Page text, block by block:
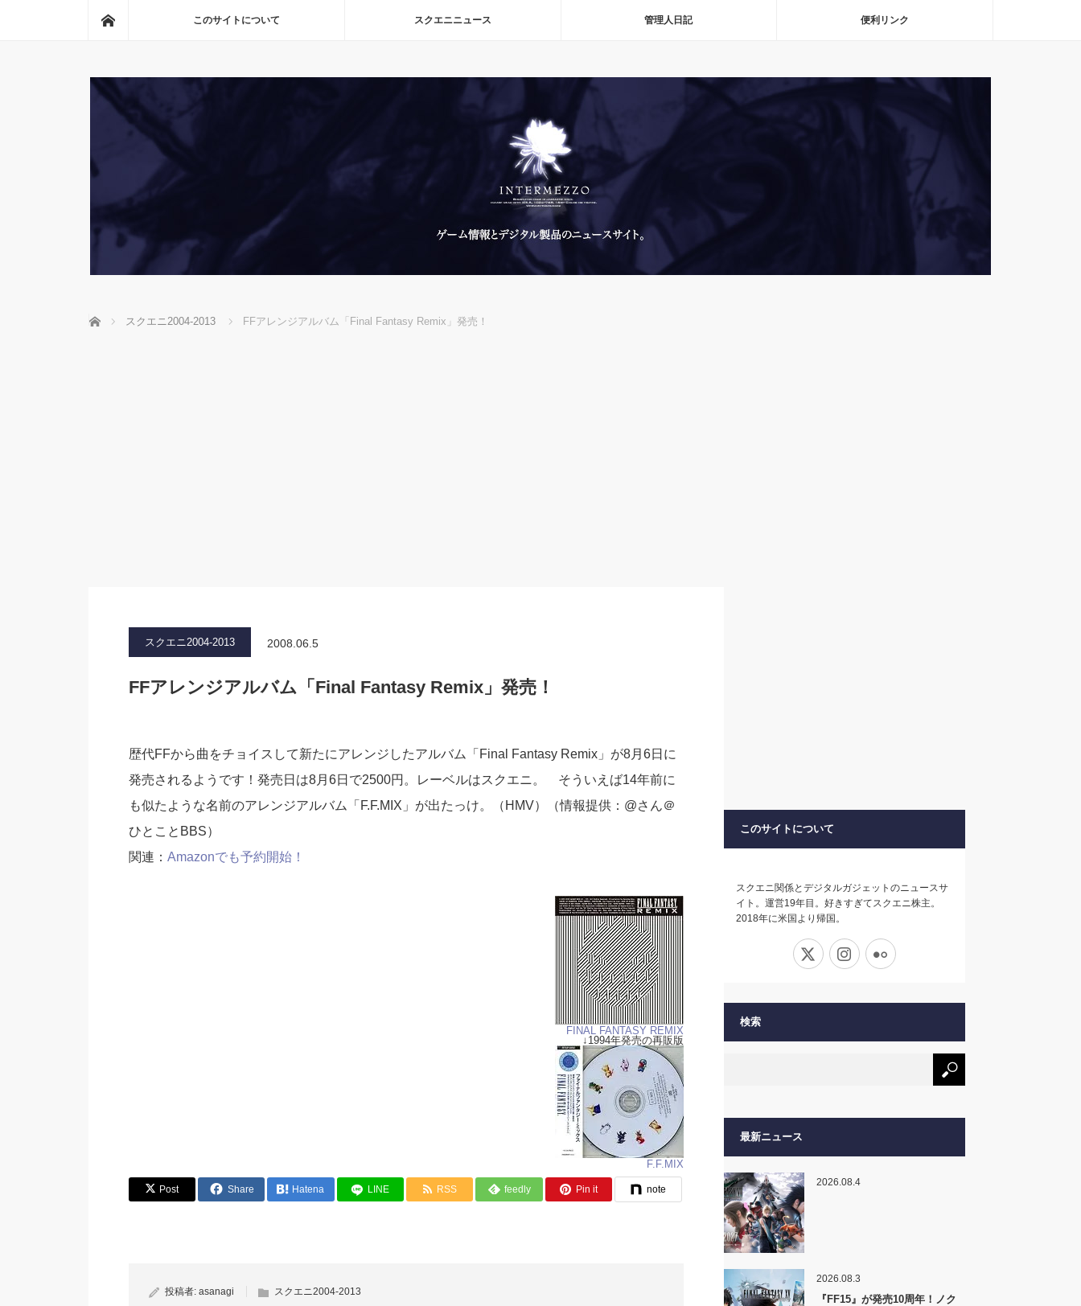
このサイトについて スクエニニュース 管理人日記 便利リンク
ホーム スクエニ2004-2013 FFアレンジアルバム「Final Fantasy Remix」発売！
スクエニ2004-2013 2008.06.5
FFアレンジアルバム「Final Fantasy Remix」発売！
歴代FFから曲をチョイスして新たにアレンジしたアルバム「Final Fantasy Remix」が8月6日に
発売されるようです！発売日は8月6日で2500円。レーベルはスクエニ。 そういえば14年前に
も似たような名前のアレンジアルバム「F.F.MIX」が出たっけ。（HMV）（情報提供：@さん＠
ひとことBBS）
関連： Amazonでも予約開始！
FINAL FANTASY REMIX
↓1994年発売の再販版
F.F.MIX
Post Share Hatena LINE RSS feedly Pin it note
投稿者: asanagi スクエニ2004-2013
このサイトについて
スクエニ関係とデジタルガジェットのニュースサ
イト。運営19年目。好きすぎてスクエニ株主。
2018年に米国より帰国。
Instagram
検索
最新ニュース
2026.08.4
2026.08.3
『FF15』が発売10周年！ノク